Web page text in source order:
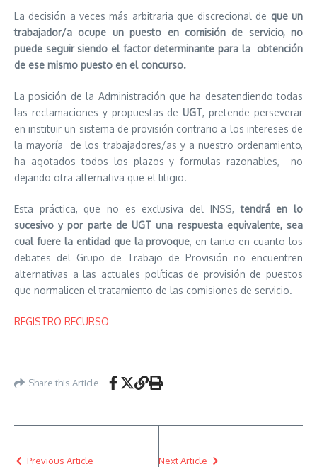
La decisión a veces más arbitraria que discrecional de que un
trabajador/a ocupe un puesto en comisión de servicio, no
puede seguir siendo el factor determinante para la obtención
de ese mismo puesto en el concurso.
La posición de la Administración que ha desatendiendo todas
las reclamaciones y propuestas deUGT, pretende perseverar
en instituir un sistema de provisión contrario a los intereses de
la mayoría de los trabajadores/as y a nuestro ordenamiento,
ha agotados todos los plazos y formulas razonables, no
dejando otra alternativa que el litigio.
Esta práctica, que no es exclusiva del INSS,tendrá en lo
sucesivo y por parte de UGT una respuesta equivalente, sea
cual fuere la entidad que la provoque, en tanto en cuanto los
debates del Grupo de Trabajo de Provisión no encuentren
alternativas a las actuales políticas de provisión de puestos
que normalicen el tratamiento de las comisiones de servicio.
REGISTRO RECURSO
Share this Article
Previous Article Next Article